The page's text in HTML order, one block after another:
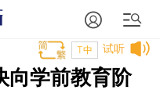
试听
T中
向学前教育阶